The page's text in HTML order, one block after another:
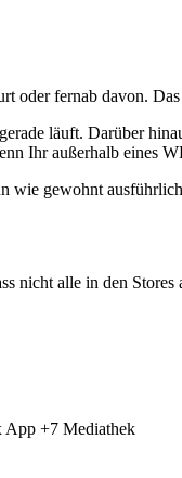
oder fernab davon.
läuft. Darüber
Ihr außerhalb eines
wie gewohnt
nicht alle in den